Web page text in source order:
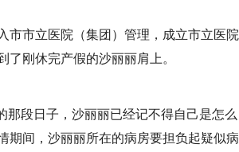
市市立医院（集团）管理，成立市立医院
了刚休完产假的沙丽丽肩上。
那段日子，沙丽丽已经记不得自己是怎么
期间，沙丽丽所在的病房要担负起疑似病